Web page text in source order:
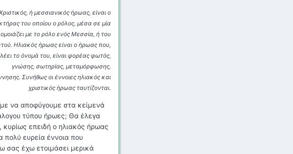
ή μεσσιανικός ήρωας, είναι ο
του οποίου ο ρόλος, μέσα σε μία
ομοιάζει με το ρόλο ενός Μεσσία, ή του
Ηλιακός ήρωας είναι ο ήρωας που,
το όνομά του, είναι φορέας φωτός,
γνώσης, σωτηρίας, μεταμόρφωσης,
Συνήθως οι έννοιες ηλιακός και
χριστικός ήρωας ταυτίζονται.
να αποφύγουμε στα κείμενά
τύπου ήρωες; Θα έλεγα
κυρίως επειδή ο ηλιακός ήρωας
πολύ ευρεία έννοια που
σας έχω ετοιμάσει μερικά